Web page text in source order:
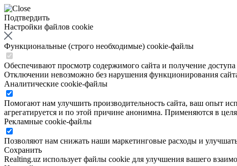
Подтвердить
Настройки файлов cookie
Функциональные (строго необходимые) cookie-файлы
Обеспечивают просмотр содержимого сайта и получение
Отключении невозможно без нарушения функционирования
Аналитические cookie-файлы
Помогают нам улучшить производительность сайта, ваш опыт
агрегатируется и по этой причине анонимна. Применяются в
Рекламные cookie-файлы
Позволяют нам снижать наши маркетинговые расходы и
Сохранить
Realting.uz использует файлы cookie для улучшения вашего